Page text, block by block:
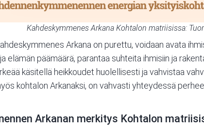
Kahdeskymmenes Arkana Kohtalon matriisissa:
Arkana on purettu, voidaan avata
elämän päämäärä, parantaa suhteita ihmisiin ja
käsitellä heikkoudet huolellisesti ja vahvistaa
kohtalon Arkanaksi, on vahvasti yhteydessä
Arkanan merkitys Kohtalon